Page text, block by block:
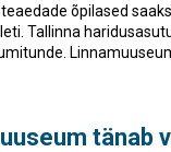
õpilased
Tallinna
tänab